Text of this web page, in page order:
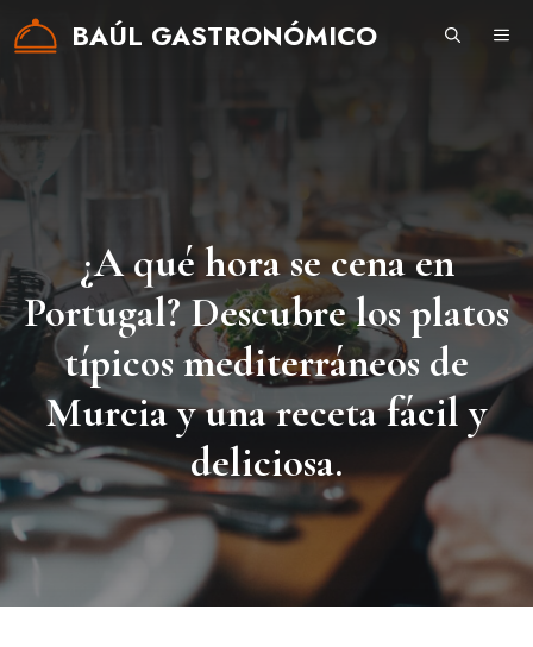
Saltar
BAÚL GASTRONÓMICO
¿A qué hora se cena en
Portugal? Descubre los platos
típicos mediterráneos de
Murcia y una receta fácil y
deliciosa.